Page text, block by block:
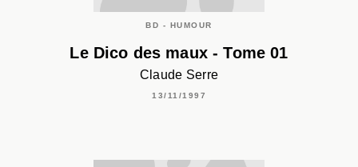
BD - HUMOUR
Le Dico des maux - Tome 01
Claude Serre
13/11/1997